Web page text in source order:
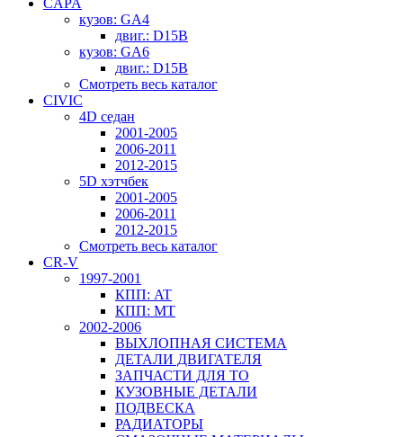
CAPA
кузов: GA4
двиг.: D15B
кузов: GA6
двиг.: D15B
Смотреть весь каталог
CIVIC
4D седан
2001-2005
2006-2011
2012-2015
5D хэтчбек
2001-2005
2006-2011
2012-2015
Смотреть весь каталог
CR-V
1997-2001
КПП: AT
КПП: MT
2002-2006
ВЫХЛОПНАЯ СИСТЕМА
ДЕТАЛИ ДВИГАТЕЛЯ
ЗАПЧАСТИ ДЛЯ ТО
КУЗОВНЫЕ ДЕТАЛИ
ПОДВЕСКА
РАДИАТОРЫ